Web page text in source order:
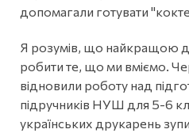
допомагали готувати
Я розумів, що найкращою
робити те, що ми вміємо.
відновили роботу над
підручників НУШ для 5-6
українських друкарень